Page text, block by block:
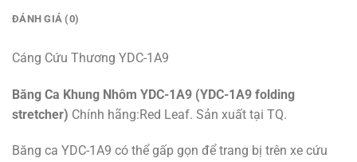
ĐÁNH GIÁ (0)
Cáng Cứu Thương YDC-1A9
Băng Ca Khung Nhôm YDC-1A9 (YDC-1A9 folding
stretcher) Chính hãng:Red Leaf. Sản xuất tại TQ.
Băng ca YDC-1A9 có thể gấp gọn để trang bị trên xe cứu